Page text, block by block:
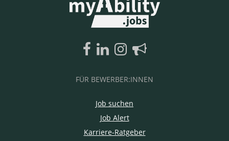
FÜR BEWERBER:INNEN
Job suchen
Job Alert
Karriere-Ratgeber